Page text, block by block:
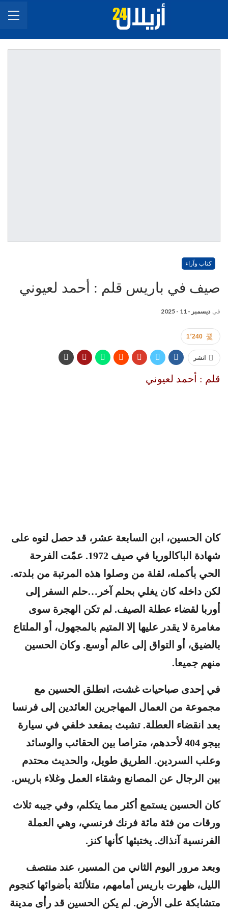
كتاب وآراء
صيف في باريس قلم : أحمد لعيوني
في ديسمبر - 11 - 2025
1٬240
انشر
قلم : أحمد لعيوني
كان الحسين، ابن السابعة عشر، قد حصل لتوه على
شهادة الباكالوريا في صيف 1972. عمّت الفرحة
الحي بأكمله، لقلة من وصلوا هذه المرتبة من بلدته.
لكن داخله كان يغلي بحلم آخر…حلم السفر إلى
أوربا لقضاء عطلة الصيف. لم تكن الهجرة سوى
مغامرة لا يقدر عليها إلا المتيم بالمجهول، أو الملتاع
بالضيق، أو التواق إلى عالم أوسع. وكان الحسين
منهم جميعا.
في إحدى صباحيات غشت، انطلق الحسين مع
مجموعة من العمال المهاجرين العائدين إلى فرنسا
بعد انقضاء العطلة. تشبث بمقعد خلفي في سيارة
بيجو 404 لأحدهم، متراصا بين الحقائب والوسائد
وعلب السردين. الطريق طويل، والحديث محتدم
بين الرجال عن المصانع وشقاء العمل وغلاء باريس.
كان الحسين يستمع أكثر مما يتكلم، وفي جيبه ثلاث
ورقات من فئة مائة فرنك فرنسي، وهي العملة
الفرنسية آنذاك. يختبئها كأنها كنز.
وبعد مرور اليوم الثاني من المسير، عند منتصف
الليل، ظهرت باريس أمامهم، متلألئة بأضوائها كنجوم
متشابكة على الأرض. لم يكن الحسين قد رأى مدينة